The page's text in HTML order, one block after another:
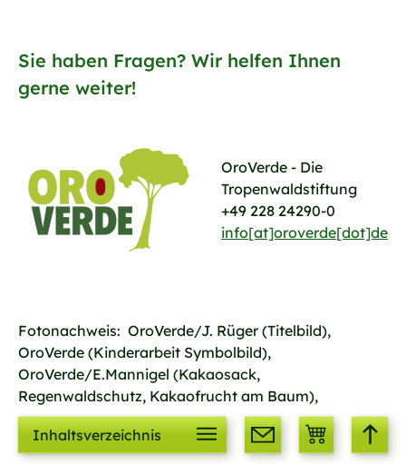
Sie haben Fragen? Wir helfen Ihnen
gerne weiter!
OroVerde - Die
Tropenwaldstiftung
+49 228 24290-0
info[at]oroverde[dot]de
Fotonachweis: OroVerde/J. Rüger (Titelbild),
OroVerde (Kinderarbeit Symbolbild),
OroVerde/E.Mannigel (Kakaosack,
Regenwaldschutz, Kakaofrucht am Baum),
OroVerde/ H. Menningel (Schokolade), BMZ (Siegel),
Stiftung Umwelt und Entwicklung NRW (Siegel)
Inhaltsverzeichnis